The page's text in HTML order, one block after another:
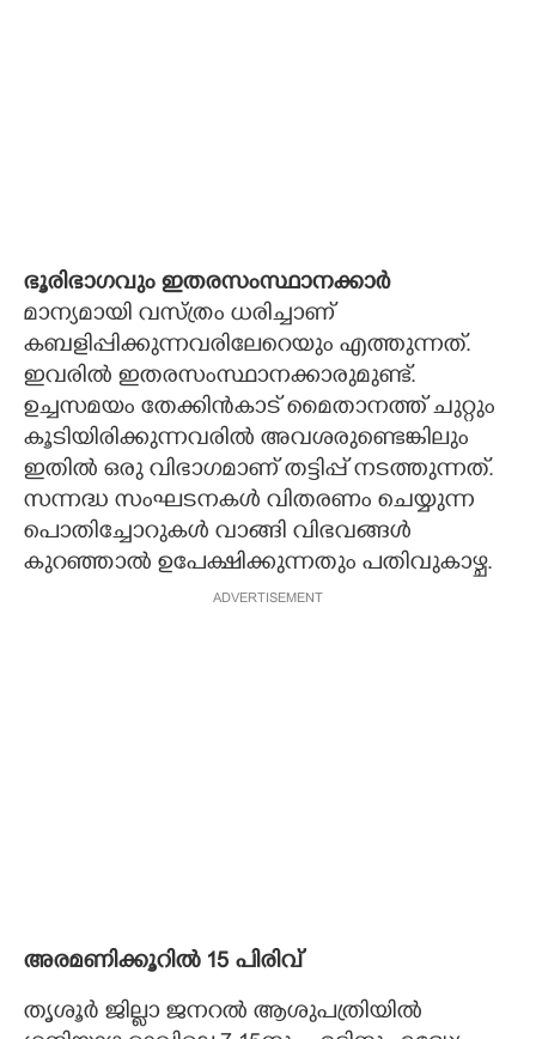
ഭൂരിഭാഗവും ഇതരസംസ്ഥാനക്കാർ
മാന്യമായി വസ്ത്രം ധരിച്ചാണ്
കബളിപ്പിക്കുന്നവരിലേറെയും എത്തുന്നത്.
ഇവരിൽ ഇതരസംസ്ഥാനക്കാരുമുണ്ട്.
ഉച്ചസമയം തേക്കിൻകാട് മൈതാനത്ത് ചുറ്റും
കൂടിയിരിക്കുന്നവരിൽ അവശരുണ്ടെങ്കിലും
ഇതിൽ ഒരു വിഭാഗമാണ് തട്ടിപ്പ് നടത്തുന്നത്.
സന്നദ്ധ സംഘടനകൾ വിതരണം ചെയ്യുന്ന
പൊതിച്ചോറുകൾ വാങ്ങി വിഭവങ്ങൾ
കുറഞ്ഞാൽ ഉപേക്ഷിക്കുന്നതും പതിവുകാഴ്ച.
ADVERTISEMENT
അരമണിക്കൂറിൽ 15 പിരിവ്
തൃശൂർ ജില്ലാ ജനറൽ ആശുപത്രിയിൽ